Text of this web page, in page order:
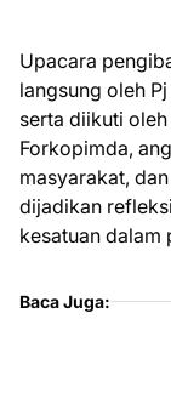
Upacara
langsung oleh
serta diikuti oleh
Forkopimda,
masyarakat,
dijadikan
kesatuan dalam
Baca Juga: